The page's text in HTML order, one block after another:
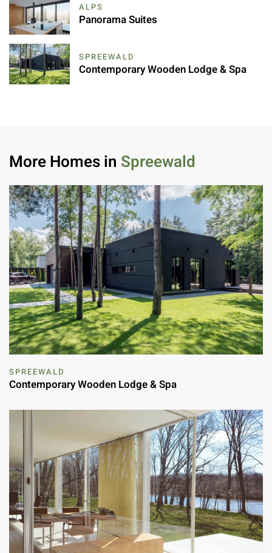
ALPS
Panorama Suites
SPREEWALD
Contemporary Wooden Lodge & Spa
More Homes in Spreewald
SPREEWALD
Contemporary Wooden Lodge & Spa